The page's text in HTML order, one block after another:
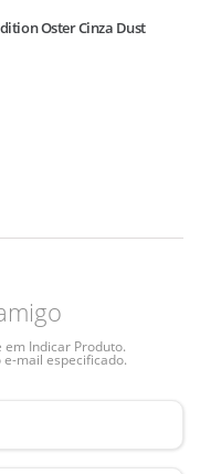
Oster Cinza Dust
em Indicar Produto.
mail especificado.